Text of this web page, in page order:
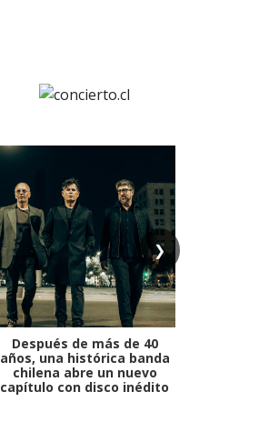
❯
Después de más de 40
años, una histórica banda
chilena abre un nuevo
capítulo con disco inédito